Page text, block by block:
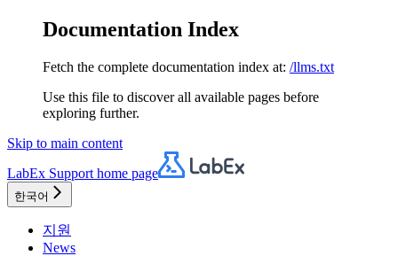
Documentation Index
Fetch the complete documentation index at: /llms.txt
Use this file to discover all available pages before
exploring further.
Skip to main content
LabEx Support home page
한국어
지원
News